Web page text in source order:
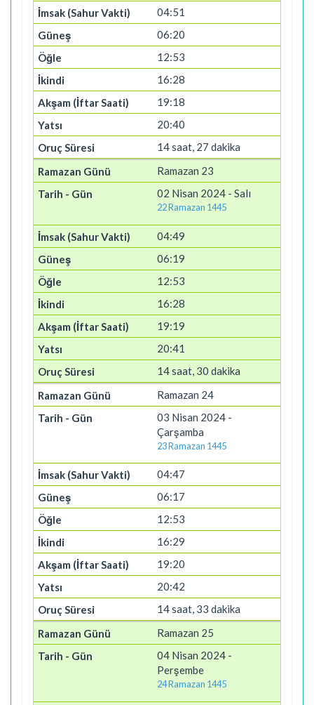
04:51
06:20
12:53
16:28
19:18
20:40
14 saat, 27 dakika
Ramazan 23
02 Nisan 2024 - Salı
22 Ramazan 1445
04:49
06:19
12:53
16:28
19:19
20:41
14 saat, 30 dakika
Ramazan 24
03 Nisan 2024 -
Çarşamba
23 Ramazan 1445
04:47
06:17
12:53
16:29
19:20
20:42
14 saat, 33 dakika
Ramazan 25
04 Nisan 2024 -
Perşembe
24 Ramazan 1445